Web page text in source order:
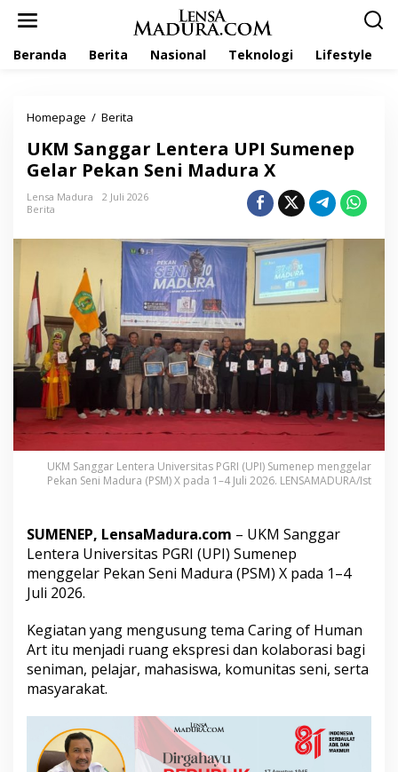
Beranda Berita Nasional Teknologi Lifestyle
Homepage / Berita
M
S
a
n
a
r
L
e
n
t
e
r
a
U
P
I
S
u
m
e
p
G
e
l
P
e
k
a
e
UKM Sanggar Lentera UPI Sumenep
Gelar Pekan Seni Madura X
Lensa Madura
2 Juli 2026
Berita
UKM Sanggar Lentera Universitas PGRI (UPI) Sumenep menggelar
Pekan Seni Madura (PSM) X pada 1–4 Juli 2026. LENSAMADURA/Ist
SUMENEP, LensaMadura.com – UKM Sanggar
Lentera Universitas PGRI (UPI) Sumenep
menggelar Pekan Seni Madura (PSM) X pada 1–4
Juli 2026.
Kegiatan yang mengusung tema Caring of Human
Art itu menjadi ruang ekspresi dan kolaborasi bagi
seniman, pelajar, mahasiswa, komunitas seni, serta
masyarakat.